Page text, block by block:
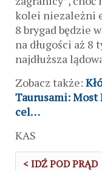
kolei niezależni
8 brygad będzie
na długości aż 8
najdłuższa
Zobacz także:
Taurusami:
cel…
KAS
< IDŹ POD PRĄD